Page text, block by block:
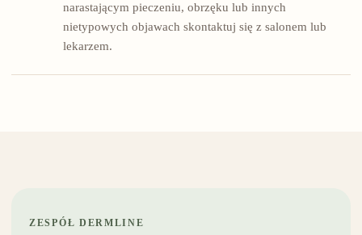
narastającym pieczeniu, obrzęku lub innych
nietypowych objawach skontaktuj się z salonem lub
lekarzem.
ZESPÓŁ DERMLINE